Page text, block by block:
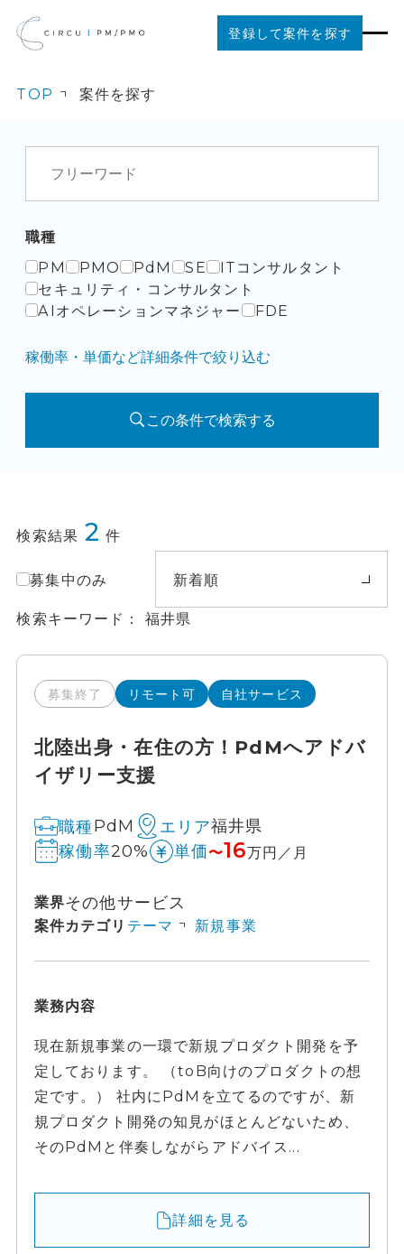
登録して案件を探す
ご利用の流れ
お役立ちコンテンツ
法人の方はこちら
TOP 案件を探す
職種
PM
PMO PdM SE
ITコンサルタント
セキュリティ・コンサルタント
AIオペレーションマネジャー
FDE
稼働率・単価など詳細条件で絞り込む
この条件で検索する
検索結果 2 件
募集中のみ 新着順
検索キーワード 福井県
募集終了 リモート可 自社サービス
北陸出身・在住の方！PdMへアドバ
イザリー支援
職種PdM エリア福井県
稼働率20% 単価〜16万円／月
業界その他サービス
案件カテゴリ テーマ 新規事業
業務内容
現在新規事業の一環で新規プロダクト開発を予
定しております。 （toB向けのプロダクトの想
定です。） 社内にPdMを立てるのですが、新
規プロダクト開発の知見がほとんどないため、
そのPdMと伴奏しながらアドバイス...
詳細を見る